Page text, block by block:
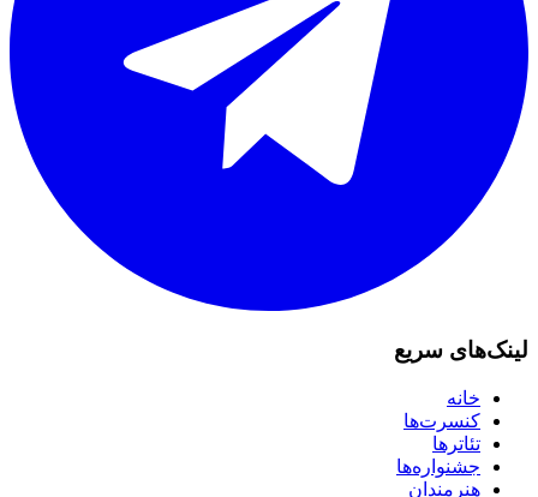
لینک‌های سریع
خانه
کنسرت‌ها
تئاترها
جشنواره‌ها
هنرمندان